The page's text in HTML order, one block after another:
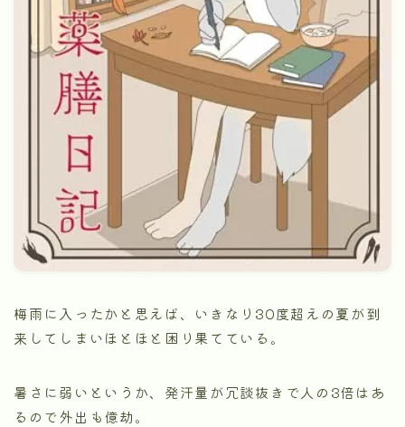
梅雨に入ったかと思えば、いきなり30度超えの夏が到
来してしまいほとほと困り果てている。
暑さに弱いというか、発汗量が冗談抜きで人の3倍はあ
るので外出も億劫。